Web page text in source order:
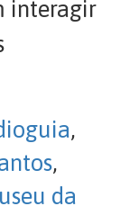
interagir
,
,
da